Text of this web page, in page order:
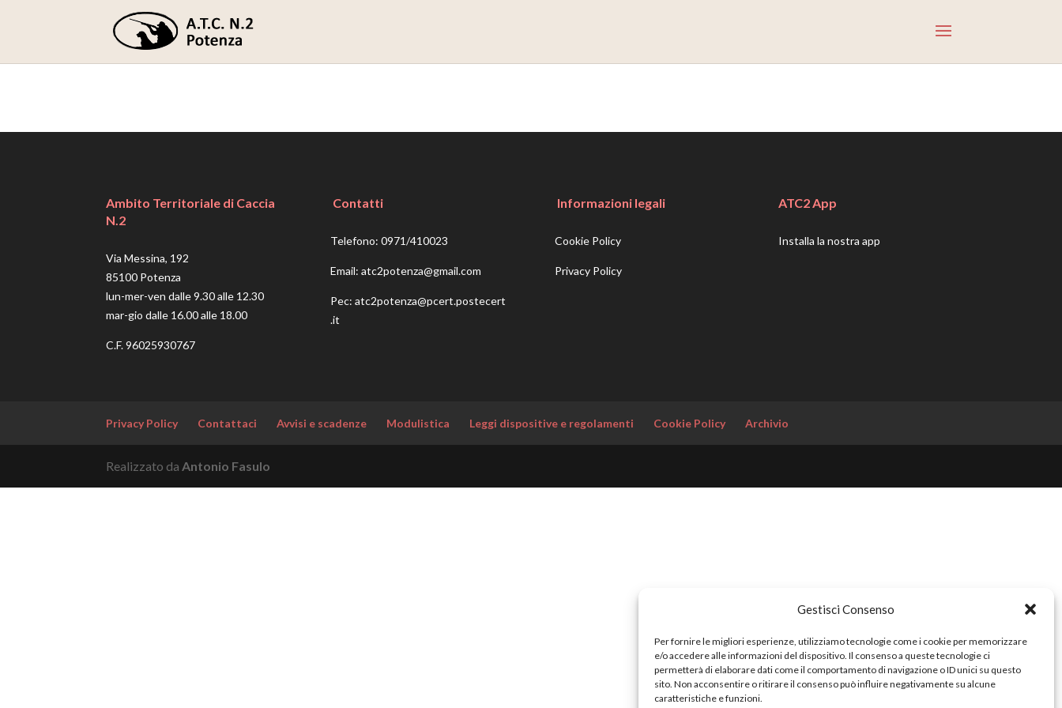
Gestisci Consenso
Per fornire le migliori esperienze, utilizziamo tecnologie come i cookie per memorizzare
e/o accedere alle informazioni del dispositivo. Il consenso a queste tecnologie ci
permetterà di elaborare dati come il comportamento di navigazione o ID unici su questo
sito. Non acconsentire o ritirare il consenso può influire negativamente su alcune
caratteristiche e funzioni.
Ambito Territoriale di Caccia
N.2
Via Messina, 192
85100 Potenza
lun-mer-ven dalle 9.30 alle 12.30
mar-gio dalle 16.00 alle 18.00
C.F. 96025930767
Contatti
Telefono: 0971/410023
Email: atc2potenza@gmail.com
Pec: atc2potenza@pcert.postecert
.it
Informazioni legali
Cookie Policy
Privacy Policy
ATC2 App
Installa la nostra app
Privacy Policy Contattaci Avvisi e scadenze Modulistica Leggi dispositive e regolamenti Cookie Policy Archivio
Realizzato daAntonio Fasulo